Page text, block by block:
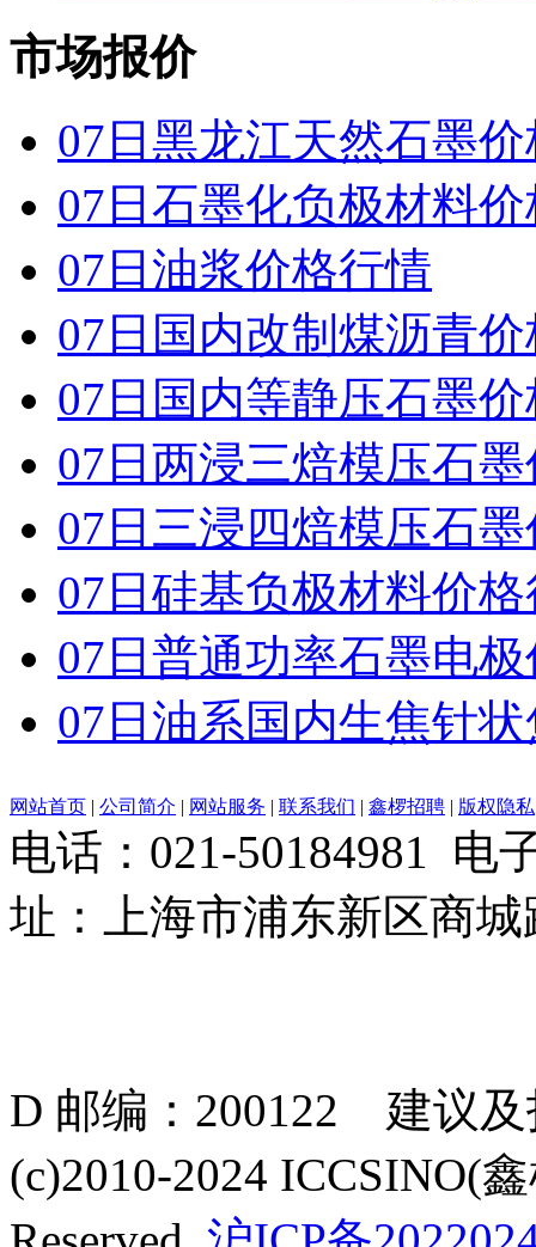
市场报价
07日黑龙江天然石墨
07日石墨化负极材料
07日油浆价格行情
07日国内改制煤沥青
07日国内 等静压石墨
07日两浸三焙模压石
07日三浸四焙模压石
07日硅基负极材料价
07日普通功率石墨电
07日油系国内生焦针
网站首页 | 公司简介 | 网站服务 | 联系我们 | 鑫椤招聘 | 版权隐私
电话：021-50184981 电
址：上海市浦东新区商
D 邮编：200122 建议
(c)2010-2024 ICCSINO(